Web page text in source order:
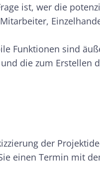
ist, wer die
Funktionen sind
die zum Erstellen
der
einen Termin mit